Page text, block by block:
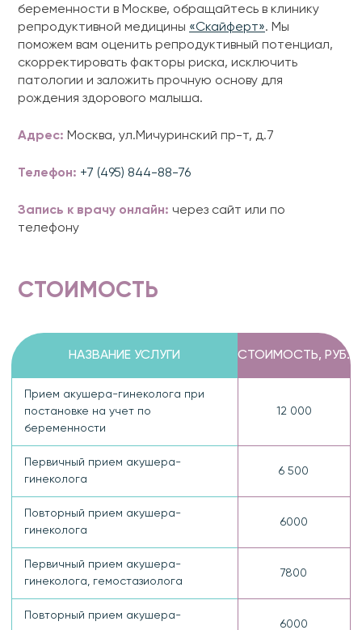
беременности в Москве, обращайтесь в клинику
репродуктивной медицины «Скайферт». Мы
поможем вам оценить репродуктивный потенциал,
скорректировать факторы риска, исключить
патологии и заложить прочную основу для
рождения здорового малыша.
Адрес: Москва, ул.Мичуринский пр-т, д.7
Телефон: +7 (495) 844-88-76
Запись к врачу онлайн: через сайт или по
телефону
СТОИМОСТЬ
НАЗВАНИЕ УСЛУГИ СТОИМОСТЬ, РУБ.
Прием акушера-гинеколога при
постановке на учет по
беременности
12 000
Первичный прием акушера-
гинеколога
6 500
Повторный прием акушера-
гинеколога
6000
Первичный прием акушера-
гинеколога, гемостазиолога
7800
Повторный прием акушера-
6000